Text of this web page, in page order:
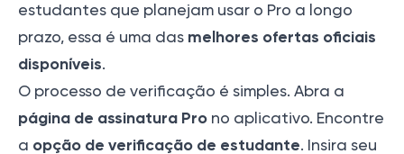
estudantes que planejam usar o Pro a longo
prazo, essa é uma das melhores ofertas oficiais
disponíveis.
O processo de verificação é simples. Abra a
página de assinatura Pro no aplicativo. Encontre
a opção de verificação de estudante. Insira seu